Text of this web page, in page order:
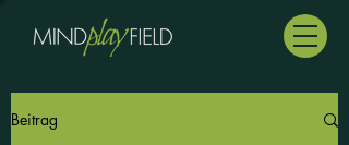
Beitrag